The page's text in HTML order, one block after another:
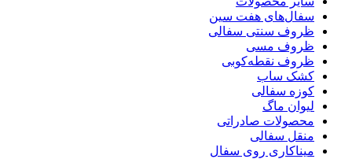
سفال‌های هفت‌ سین
ظروف سنتی سفالی
ظروف مسی
ظروف نقطه‌کوبی
کشک ساب
کوزه سفالی
لیوان ماگ
محصولات صادراتی
منقل سفالی
میناکاری روی سفال